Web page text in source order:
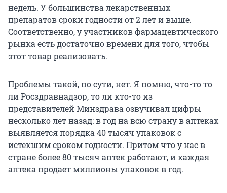
недель. У большинства лекарственных
препаратов сроки годности от 2 лет и выше.
Соответственно, у участников фармацевтического
рынка есть достаточно времени для того, чтобы
этот товар реализовать.
Проблемы такой, по сути, нет. Я помню, что-то то
ли Росздравнадзор, то ли кто-то из
представителей Минздрава озвучивал цифры
несколько лет назад: в год на всю страну в аптеках
выявляется порядка 40 тысяч упаковок с
истекшим сроком годности. Притом что у нас в
стране более 80 тысяч аптек работают, и каждая
аптека продает миллионы упаковок в год.